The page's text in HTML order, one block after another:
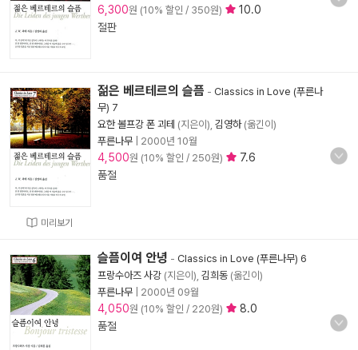
6,300원 (10% 할인 / 350원)
10.0
절판
미리보기
젊은 베르테르의 슬픔 - Classics in Love (푸른나
무) 7
요한 볼프강 폰 괴테 (지은이), 김영하(옮긴이)
푸른나무
2000년 10월
4,500원 (10% 할인 / 250원)
7.6
품절
슬픔이여 안녕 - Classics in Love (푸른나무) 6
프랑수아즈 사강 (지은이), 김희동 (옮긴이)
푸른나무
2000년 09월
4,050원 (10% 할인 / 220원)
8.0
품절